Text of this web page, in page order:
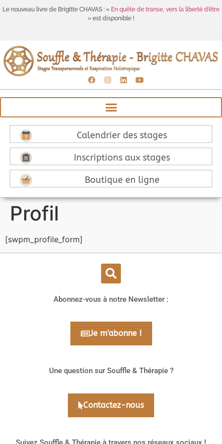
Le nouveau livre de Brigitte CHAVAS : « En quête de transe, vers la liberté d’être
» est disponible !
Calendrier des stages
Inscriptions aux stages
Boutique en ligne
Profil
[swpm_profile_form]
Abonnez-vous à notre Newsletter :
Je m'abonne !
Une question sur Souffle & Thérapie ?
Contactez-nous